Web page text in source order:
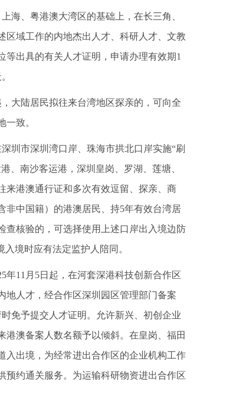
海、粤港澳大湾区的基础上，在长三角、
区域工作的内地杰出人才、科研人才、文教
出具的有关人才证明，申请办理有效期1
，大陆居民拟往来台湾地区探亲的，可向全
致。
圳市深圳湾口岸、珠海市拱北口岸实施“刷
、南沙客运港，深圳皇岗、罗湖、莲塘、
来港澳通行证和多次有效逗留、探亲、商
非中国籍）的港澳居民、持5年有效台湾居
查核验的，可选择使用上述口岸出入境边防
境时应有法定监护人陪同。
年11月5日起，在河套深港科技创新合作区
地人才，经合作区深圳园区管理部门备案
免予提交人才证明。允许新兴、初创企业
澳备案人数名额予以倾斜。在皇岗、福田
入出境，为经常进出合作区的企业机构工作
预约通关服务。为运输科研物资进出合作区